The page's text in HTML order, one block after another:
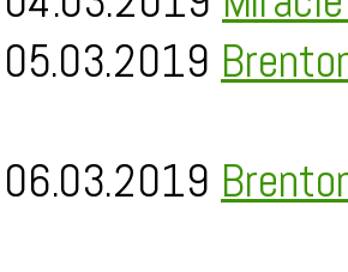
05.03.2019
06.03.2019